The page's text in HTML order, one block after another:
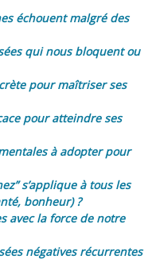
échouent malgré des
qui nous bloquent ou
pour maîtriser ses
pour atteindre ses
à adopter pour
s’applique à tous les
bonheur) ?
avec la force de notre
négatives récurrentes